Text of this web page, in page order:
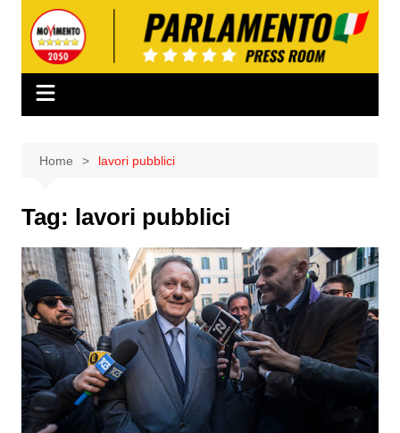
contenuto
Home lavori pubblici
Tag: lavori pubblici